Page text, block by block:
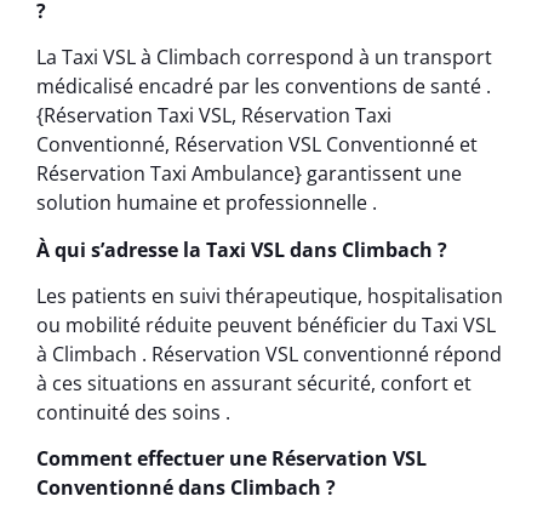
?
La Taxi VSL à Climbach correspond à un transport
médicalisé encadré par les conventions de santé .
{Réservation Taxi VSL, Réservation Taxi
Conventionné, Réservation VSL Conventionné et
Réservation Taxi Ambulance} garantissent une
solution humaine et professionnelle .
À qui s’adresse la Taxi VSL dans Climbach ?
Les patients en suivi thérapeutique, hospitalisation
ou mobilité réduite peuvent bénéficier du Taxi VSL
à Climbach . Réservation VSL conventionné répond
à ces situations en assurant sécurité, confort et
continuité des soins .
Comment effectuer une Réservation VSL
Conventionné dans Climbach ?